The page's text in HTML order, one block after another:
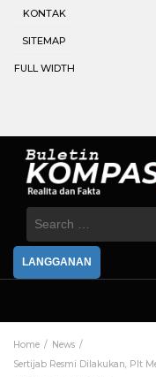
KONTAK
SITEMAP
FULL WIDTH
Search
LANGGANAN
Home
News
Sertijab Resmi Dilakukan, Plt